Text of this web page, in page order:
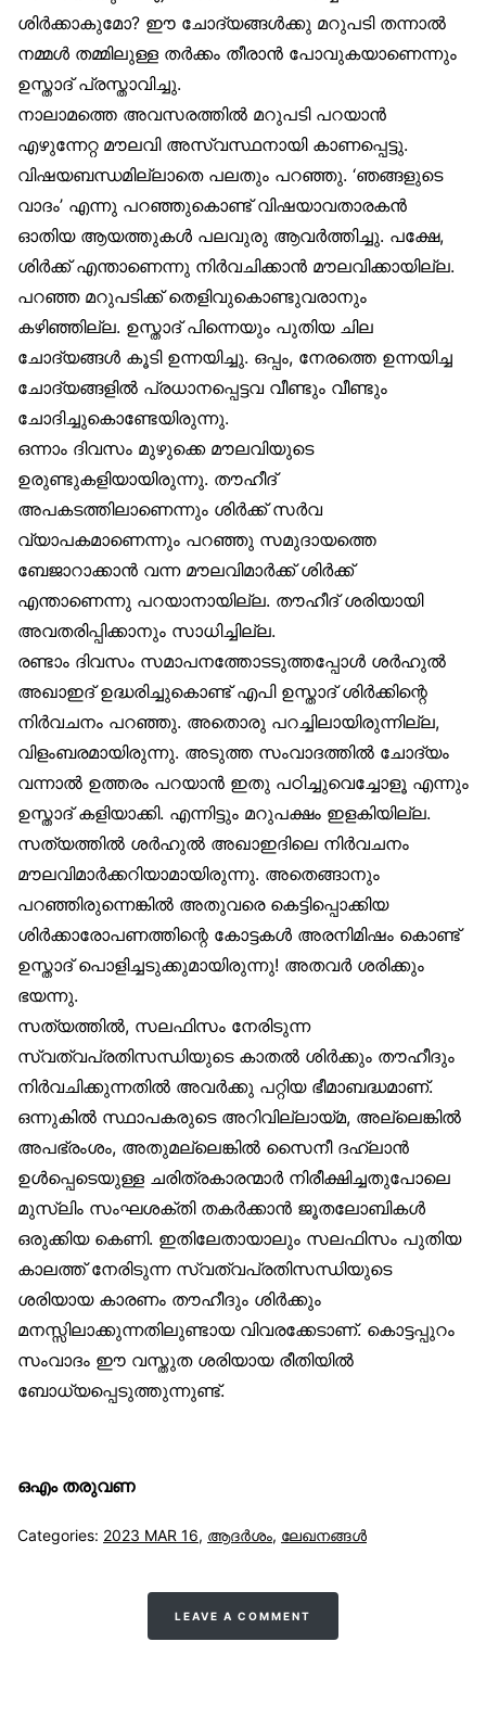
ശിർക്കാകുമോ? ഈ ചോദ്യങ്ങൾക്കു മറുപടി തന്നാൽ
നമ്മൾ തമ്മിലുള്ള തർക്കം തീരാൻ പോവുകയാണെന്നും
ഉസ്താദ് പ്രസ്താവിച്ചു.
നാലാമത്തെ അവസരത്തിൽ മറുപടി പറയാൻ
എഴുന്നേറ്റ മൗലവി അസ്വസ്ഥനായി കാണപ്പെട്ടു.
വിഷയബന്ധമില്ലാതെ പലതും പറഞ്ഞു. ‘ഞങ്ങളുടെ
വാദം’ എന്നു പറഞ്ഞുകൊണ്ട് വിഷയാവതാരകൻ
ഓതിയ ആയത്തുകൾ പലവുരു ആവർത്തിച്ചു. പക്ഷേ,
ശിർക്ക് എന്താണെന്നു നിർവചിക്കാൻ മൗലവിക്കായില്ല.
പറഞ്ഞ മറുപടിക്ക് തെളിവുകൊണ്ടുവരാനും
കഴിഞ്ഞില്ല. ഉസ്താദ് പിന്നെയും പുതിയ ചില
ചോദ്യങ്ങൾ കൂടി ഉന്നയിച്ചു. ഒപ്പം, നേരത്തെ ഉന്നയിച്ച
ചോദ്യങ്ങളിൽ പ്രധാനപ്പെട്ടവ വീണ്ടും വീണ്ടും
ചോദിച്ചുകൊണ്ടേയിരുന്നു.
ഒന്നാം ദിവസം മുഴുക്കെ മൗലവിയുടെ
ഉരുണ്ടുകളിയായിരുന്നു. തൗഹീദ്
അപകടത്തിലാണെന്നും ശിർക്ക് സർവ
വ്യാപകമാണെന്നും പറഞ്ഞു സമുദായത്തെ
ബേജാറാക്കാൻ വന്ന മൗലവിമാർക്ക് ശിർക്ക്
എന്താണെന്നു പറയാനായില്ല. തൗഹീദ് ശരിയായി
അവതരിപ്പിക്കാനും സാധിച്ചില്ല.
രണ്ടാം ദിവസം സമാപനത്തോടടുത്തപ്പോൾ ശർഹുൽ
അഖാഇദ് ഉദ്ധരിച്ചുകൊണ്ട് എപി ഉസ്താദ് ശിർക്കിന്റെ
നിർവചനം പറഞ്ഞു. അതൊരു പറച്ചിലായിരുന്നില്ല,
വിളംബരമായിരുന്നു. അടുത്ത സംവാദത്തിൽ ചോദ്യം
വന്നാൽ ഉത്തരം പറയാൻ ഇതു പഠിച്ചുവെച്ചോളൂ എന്നും
ഉസ്താദ് കളിയാക്കി. എന്നിട്ടും മറുപക്ഷം ഇളകിയില്ല.
സത്യത്തിൽ ശർഹുൽ അഖാഇദിലെ നിർവചനം
മൗലവിമാർക്കറിയാമായിരുന്നു. അതെങ്ങാനും
പറഞ്ഞിരുന്നെങ്കിൽ അതുവരെ കെട്ടിപ്പൊക്കിയ
ശിർക്കാരോപണത്തിന്റെ കോട്ടകൾ അരനിമിഷം കൊണ്ട്
ഉസ്താദ് പൊളിച്ചടുക്കുമായിരുന്നു! അതവർ ശരിക്കും
ഭയന്നു.
സത്യത്തിൽ, സലഫിസം നേരിടുന്ന
സ്വത്വപ്രതിസന്ധിയുടെ കാതൽ ശിർക്കും തൗഹീദും
നിർവചിക്കുന്നതിൽ അവർക്കു പറ്റിയ ഭീമാബദ്ധമാണ്.
ഒന്നുകിൽ സ്ഥാപകരുടെ അറിവില്ലായ്മ, അല്ലെങ്കിൽ
അപഭ്രംശം, അതുമല്ലെങ്കിൽ സൈനീ ദഹ്‌ലാൻ
ഉൾപ്പെടെയുള്ള ചരിത്രകാരന്മാർ നിരീക്ഷിച്ചതുപോലെ
മുസ്‌ലിം സംഘശക്തി തകർക്കാൻ ജൂതലോബികൾ
ഒരുക്കിയ കെണി. ഇതിലേതായാലും സലഫിസം പുതിയ
കാലത്ത് നേരിടുന്ന സ്വത്വപ്രതിസന്ധിയുടെ
ശരിയായ കാരണം തൗഹീദും ശിർക്കും
മനസ്സിലാക്കുന്നതിലുണ്ടായ വിവരക്കേടാണ്. കൊട്ടപ്പുറം
സംവാദം ഈ വസ്തുത ശരിയായ രീതിയിൽ
ബോധ്യപ്പെടുത്തുന്നുണ്ട്.
ഒഎം തരുവണ
Categories: 2023 MAR 16, ആദര്‍ശം, ലേഖനങ്ങള്‍
LEAVE A COMMENT